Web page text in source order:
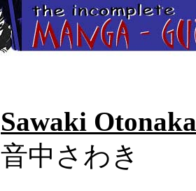
Sawaki Otonaka
音中さわき